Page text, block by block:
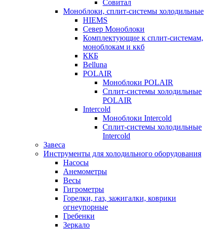
Совитал
Моноблоки, сплит-системы холодильные
HIEMS
Север Моноблоки
Комплектующие к сплит-системам,
моноблокам и ккб
ККБ
Belluna
POLAIR
Моноблоки POLAIR
Сплит-системы холодильные
POLAIR
Intercold
Моноблоки Intercold
Сплит-системы холодильные
Intercold
Завеса
Инструменты для холодильного оборудования
Насосы
Анемометры
Весы
Гигрометры
Горелки, газ, зажигалки, коврики
огнеупорные
Гребенки
Зеркало